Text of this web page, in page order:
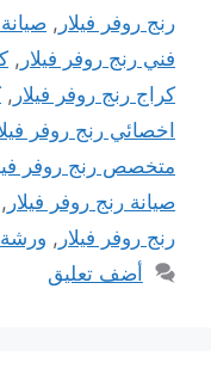
رنج روفر فيلار ,
فني رنج روفر فيلار ,
كراج رنج روفر فيلار ,
اخصائي رنج روفر
متخصص رنج روفر
صيانة رنج روفر فيلار ,
رنج روفر فيلار , ورشة
أضف تعليق